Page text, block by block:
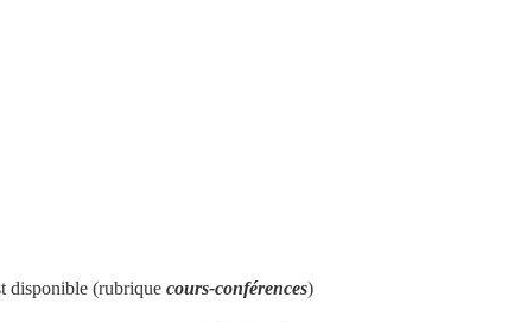
disponible (rubrique cours-conférences)